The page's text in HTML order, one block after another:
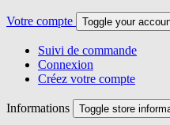
Votre compte Toggle your
Suivi de commande
Connexion
Créez votre compte
Informations Toggle store